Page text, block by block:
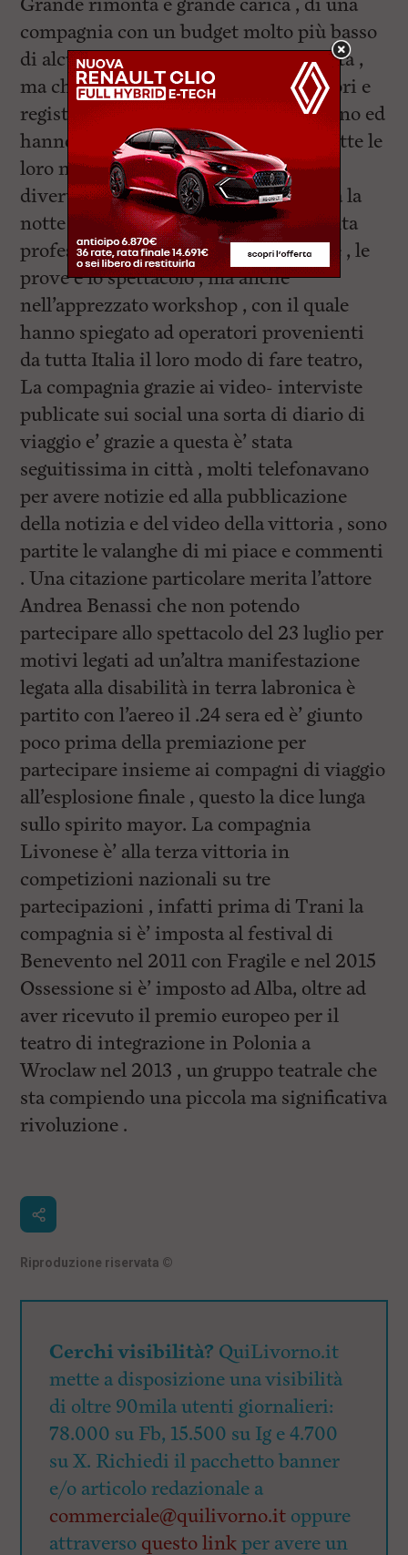
compagnia con un budget molto più basso
di alcune realtà con le quali s confronta ,
ma che lotta con amore e energia, attori e
registi si sono pagati viaggio e soggiorno ed
hanno gestito 35 ragazzi disabili in tutte le
loro necessità , in 4 favolosi giorni di
divertimento, sorrisi , tuffi in piadina la
notte , viaggio estenuante in bus e tanta
professionalità e tanto amore durante , le
prove e lo spettacolo , ma anche
nell’apprezzato workshop , con il quale
hanno spiegato ad operatori provenienti
da tutta Italia il loro modo di fare teatro,
La compagnia grazie ai video- interviste
publicate sui social una sorta di diario di
viaggio e’ grazie a questa è’ stata
seguitissima in città , molti telefonavano
per avere notizie ed alla pubblicazione
della notizia e del video della vittoria , sono
partite le valanghe di mi piace e commenti
. Una citazione particolare merita l’attore
Andrea Benassi che non potendo
partecipare allo spettacolo del 23 luglio per
motivi legati ad un’altra manifestazione
legata alla disabilità in terra labronica è
partito con l’aereo il .24 sera ed è’ giunto
poco prima della premiazione per
partecipare insieme ai compagni di viaggio
all’esplosione finale , questo la dice lunga
sullo spirito mayor. La compagnia
Livonese è’ alla terza vittoria in
competizioni nazionali su tre
partecipazioni , infatti prima di Trani la
compagnia si è’ imposta al festival di
Benevento nel 2011 con Fragile e nel 2015
Ossessione si è’ imposto ad Alba, oltre ad
aver ricevuto il premio europeo per il
teatro di integrazione in Polonia a
Wroclaw nel 2013 , un gruppo teatrale che
sta compiendo una piccola ma significativa
rivoluzione .
Riproduzione riservata ©
Cerchi visibilità? QuiLivorno.it
mette a disposizione una visibilità
di oltre 90mila utenti giornalieri:
78.000 su Fb, 15.500 su Ig e 4.700
su X. Richiedi il pacchetto banner
e/o articolo redazionale a
commerciale@quilivorno.it oppure
attraverso questo linkper avere un